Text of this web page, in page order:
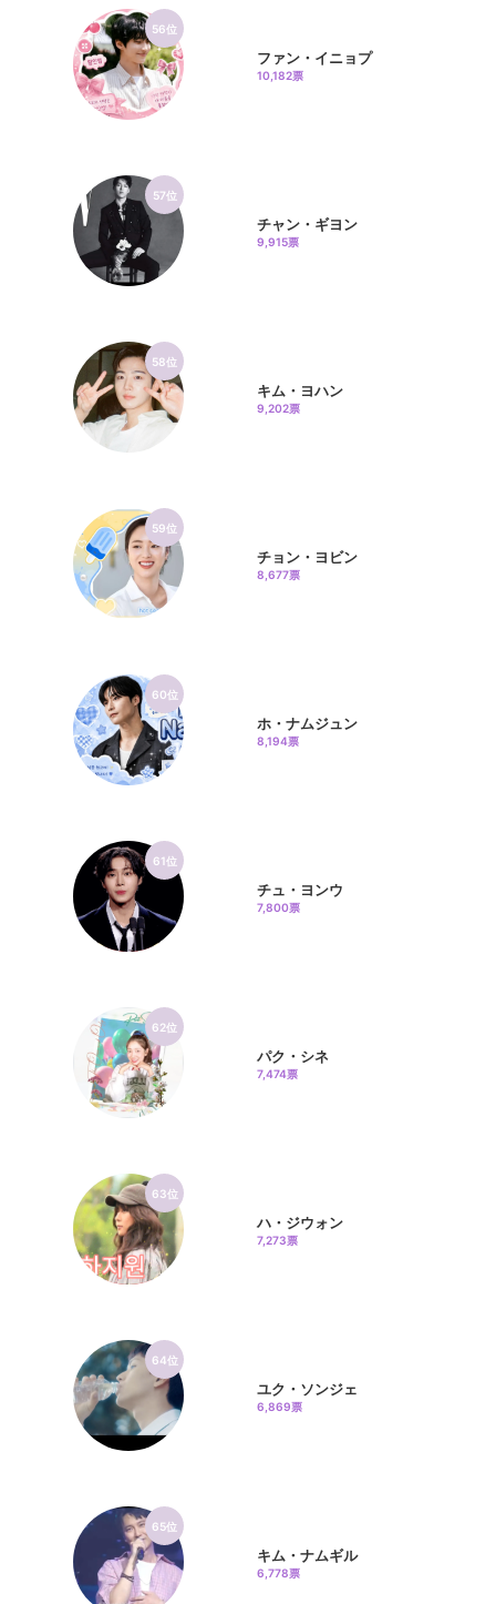
56位
ファン・イニョプ
10,182票
57位
チャン・ギヨン
9,915票
58位
キム・ヨハン
9,202票
59位
チョン・ヨビン
8,677票
60位
ホ・ナムジュン
8,194票
61位
チュ・ヨンウ
7,800票
62位
パク・シネ
7,474票
63位
ハ・ジウォン
7,273票
64位
ユク・ソンジェ
6,869票
65位
キム・ナムギル
6,778票